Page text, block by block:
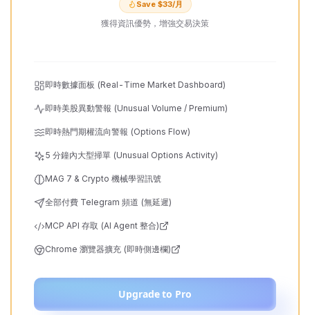
Save $33/月
獲得資訊優勢，增強交易決策
即時數據面板 (Real-Time Market Dashboard)
即時美股異動警報 (Unusual Volume / Premium)
即時熱門期權流向警報 (Options Flow)
5 分鐘內大型掃單 (Unusual Options Activity)
MAG 7 & Crypto 機械學習訊號
全部付費 Telegram 頻道 (無延遲)
MCP API 存取 (AI Agent 整合)
Chrome 瀏覽器擴充 (即時側邊欄)
Upgrade to Pro